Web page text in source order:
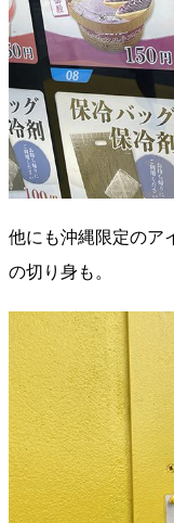
他にも沖縄限定のア
の切り身も。